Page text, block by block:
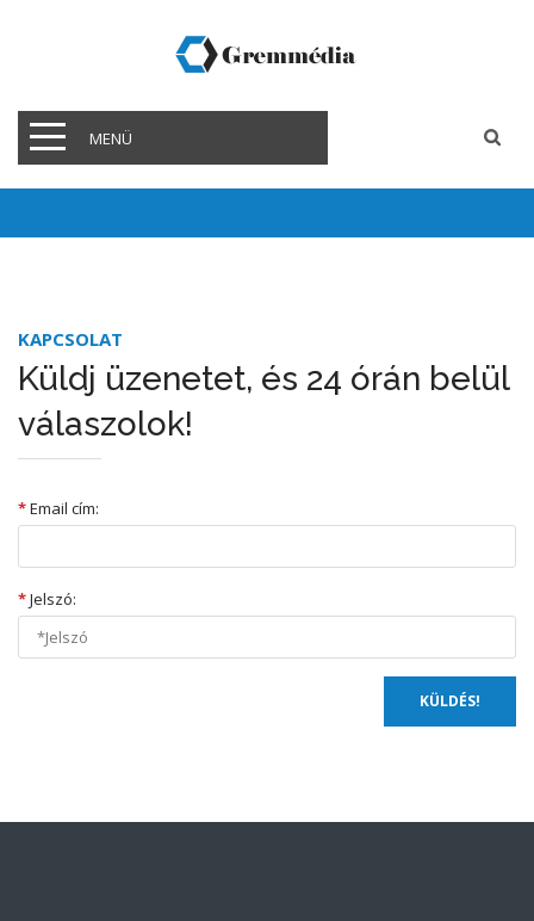
MENÜ
KAPCSOLAT
Küldj üzenetet, és 24 órán belül
válaszolok!
*Email cím:
*Jelszó: